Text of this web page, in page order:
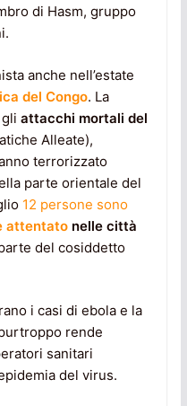
di Hasm, gruppo
anche nell’estate
del Congo. La
attacchi mortali del
Alleate),
terrorizzato
parte orientale del
12 persone sono
attentatonelle città
del cosiddetto
i casi di ebola e la
rende
sanitari
del virus.